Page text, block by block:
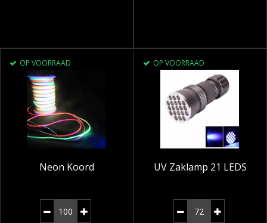
OP VOORRAAD
Neon Koord
OP VOORRAAD
UV Zaklamp 21 LEDS